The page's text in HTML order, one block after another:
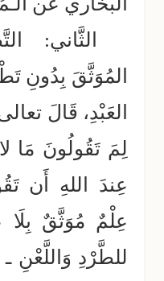
الثَّاني:
المُوَثَّقَ بِدُونِ
العَبْدِ، قَالَ
لِمَ تَقُولُونَ مَا
عِندَ اللهِ أَن
عِلْمٌ مُوَثَّقٌ
للطَّرْدِ وَاللَّعْنِ ـ